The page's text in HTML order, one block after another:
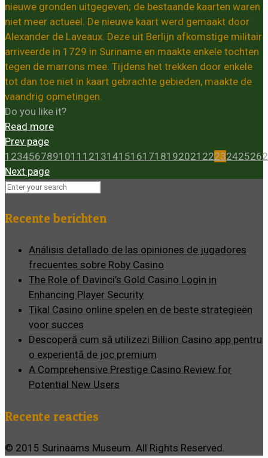
nieuwe gronden uitgegeven; de bestaande kaarten waren
niet meer actueel. De nieuwe kaart werd gemaakt door
Alexander de Laveaux. Deze uit Berlijn afkomstige militair
arriveerde in 1729 in Suriname en maakte enkele tochten
tegen de marrons mee. Tijdens het trekken door enkele
tot dan toe niet in kaart gebrachte gebieden, maakte de
vaandrig opmetingen.
Do you like it?
Read more
Prev page
1 234567891011 12131415161718192021 2223242526
Next page
Recente berichten
Análisis detallado de las opiniones de jugadores
frecuentes sobre Roby Casino
The Role of Davinci’s Gold Casino Login in
Enhancing Player Security
Tikal Casino online spelen en de beste strategieën
voor succes
Descoperă cum să utilizezi Billion Casino app pentru
o experiență de joc premium
A Comprehensive Prestige Casino Review for
Potential New Users
Recente reacties
© 2015 Surinaams Museum. All Rights Reserved.